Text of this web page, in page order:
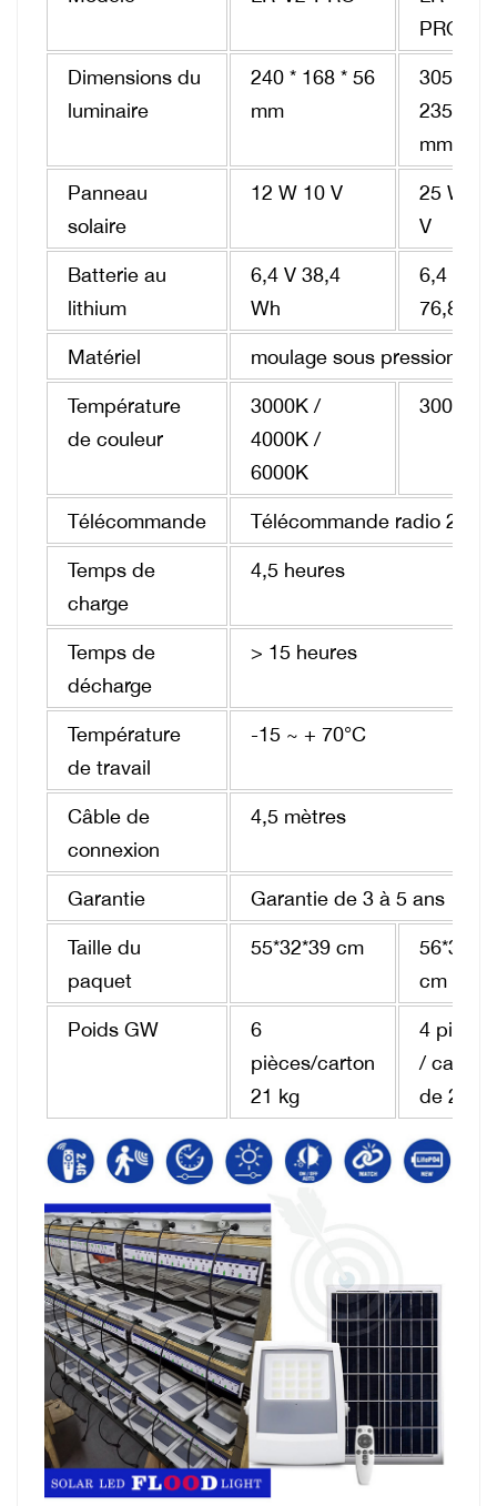
PRO
Dimensions du
luminaire
240 * 168 * 56
mm
305 *
235 * 56
mm
Panneau
solaire
12 W 10 V
25 W 10
V
Batterie au
lithium
6,4 V 38,4
Wh
6,4 V
76,8 Wh
Matériel
moulage sous pression en
Température
de couleur
3000K /
4000K /
6000K
3000K /
Télécommande
Télécommande radio 2,4G
Temps de
charge
4,5 heures
Temps de
décharge
> 15 heures
Température
de travail
-15 ~ + 70°C
Câble de
connexion
4,5 mètres
Garantie
Garantie de 3 à 5 ans
Taille du
paquet
55*32*39 cm
cm
Poids GW
6
pièces/carton
21 kg
4 pièces
/ carton
de 22 kg